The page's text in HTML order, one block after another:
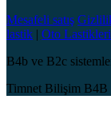
Mesafeli satış
lastik | Oto Lastikleri
B4b ve B2c
Timnet Bilişim B4B